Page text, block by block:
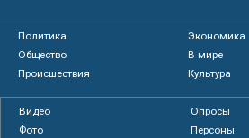
Политика
Экономика
Общество
В мире
Происшествия
Культура
Видео
Опросы
Фото
Персоны